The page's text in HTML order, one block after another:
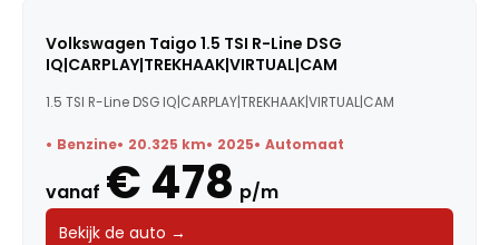
Kleur
Voertuigsoort
Energielabel
Volkswagen Taigo 1.5 TSI R-Line DSG
IQ|CARPLAY|TREKHAAK|VIRTUAL|CAM
1.5 TSI R-Line DSG IQ|CARPLAY|TREKHAAK|VIRTUAL|CAM
Benzine 20.325 km 2025 Automaat
vanaf € 478 p/m
Bekijk de auto →